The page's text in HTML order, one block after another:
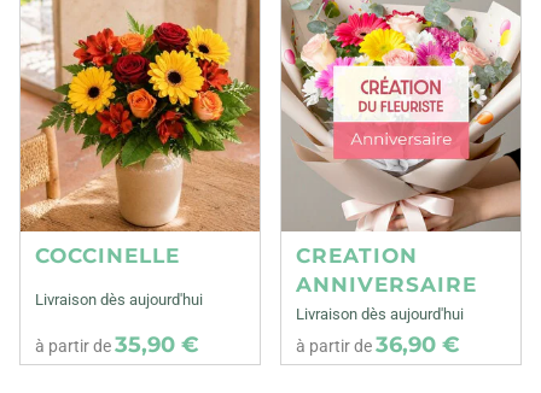
COCCINELLE
Livraison dès aujourd'hui
à partir de35,90 €
CREATION
ANNIVERSAIRE
Livraison dès aujourd'hui
à partir de36,90 €